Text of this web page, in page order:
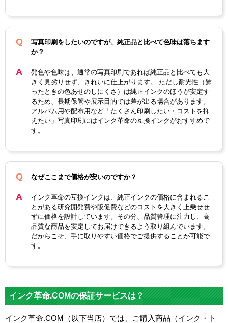
写真印刷をしたいのですが、純正品と比べて色味は落ちます
か？
発色や色味は、通常の写真印刷であれば純正品と比べても大
きく見劣りせず、きれいに仕上がります。 ただし耐光性（飾
ったときの色あせのしにくさ）は純正インクのほうが安定す
るため、長期保管や展示目的では差が出る場合があります。
アルバム用や配布用など「たくさん印刷したい・コストを抑
えたい」写真印刷にはインク革命の互換インクがおすすめで
す。
なぜここまで価格が安いのですか？
インク革命の互換インクは、純正インクの価格に含まれるこ
とがある研究開発費や販促費などのコストを大きく上乗せせ
ずに価格を設計しています。その分、品質管理に注力し、高
品質な商品を安定してお届けできるよう取り組んでいます。
だからこそ、手に取りやすい価格でご提供することが可能で
す。
インク革命.COMの保証サービスは？
インク革命.COM（以下当店）では、ご購入商品（インク・ト